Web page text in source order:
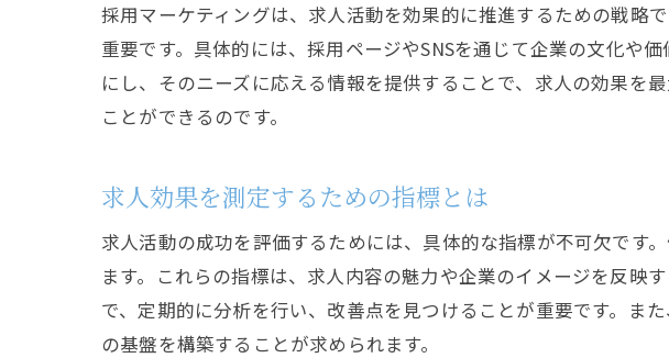
デジタルマー
ブランディン
社内文化を外
ブランドスト
採用マーケティングは、求人活動を効果的に推進するための戦略
重要です。具体的には、採用ページやSNSを通じて企業の文化や
にし、そのニーズに応える情報を提供することで、求人の効果を
ことができるのです。
求人効果を測定するための指標とは
求人活動の成功を評価するためには、具体的な指標が不可欠です
ます。これらの指標は、求人内容の魅力や企業のイメージを反映
で、定期的に分析を行い、改善点を見つけることが重要です。ま
の基盤を構築することが求められます。